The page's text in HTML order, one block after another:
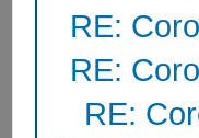
RE:
RE:
RE: